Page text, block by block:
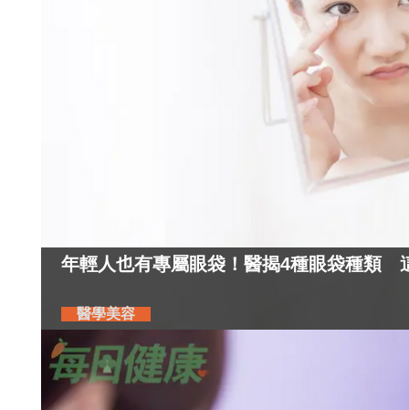
年輕人也有專屬眼袋！醫揭4種眼袋種類
醫學美容